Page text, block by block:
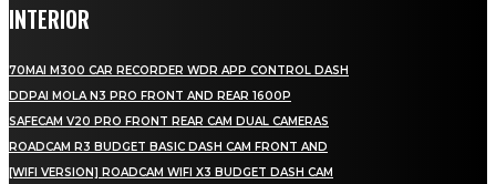
INTERIOR
70MAI M300 CAR RECORDER WDR APP CONTROL DASH
DDPAI MOLA N3 PRO FRONT AND REAR 1600P
SAFECAM V20 PRO FRONT REAR CAM DUAL CAMERAS
ROADCAM R3 BUDGET BASIC DASH CAM FRONT AND
[WIFI VERSION] ROADCAM WIFI X3 BUDGET DASH CAM